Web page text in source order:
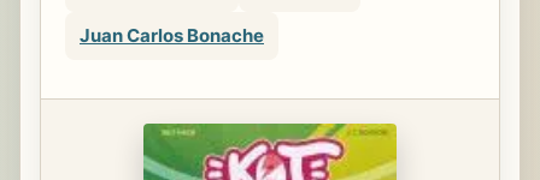
Juan Carlos Bonache